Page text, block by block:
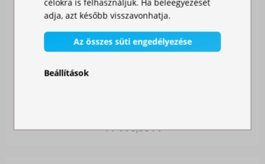
11 990,00 Ft
célokra is felhasználjuk. Ha beleegyezését
adja, azt később visszavonhatja.
Az összes süti engedélyezése
Beállítások